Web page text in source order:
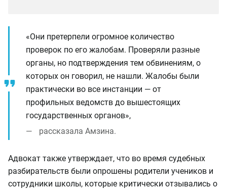
«Они претерпели огромное количество
проверок по его жалобам. Проверяли разные
органы, но подтверждения тем обвинениям, о
которых он говорил, не нашли. Жалобы были
практически во все инстанции — от
профильных ведомств до вышестоящих
государственных органов»,
рассказала Амзина.
Адвокат также утверждает, что во время судебных
разбирательств были опрошены родители учеников и
сотрудники школы, которые критически отзывались о